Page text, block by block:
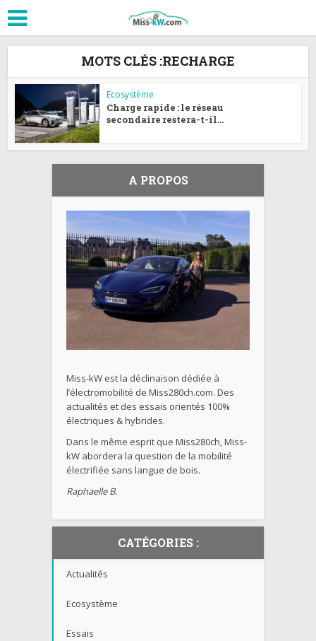
MOTS CLÉS :RECHARGE
Ecosystème
Charge rapide : le réseau
secondaire restera-t-il...
A PROPOS
Miss-kW est la déclinaison dédiée à
l’électromobilité de Miss280ch.com. Des
actualités et des essais orientés 100%
électriques & hybrides.
Dans le même esprit que Miss280ch, Miss-
kW abordera la question de la mobilité
électrifiée sans langue de bois.
Raphaelle B.
CATÉGORIES :
Actualités
Ecosystème
Essais